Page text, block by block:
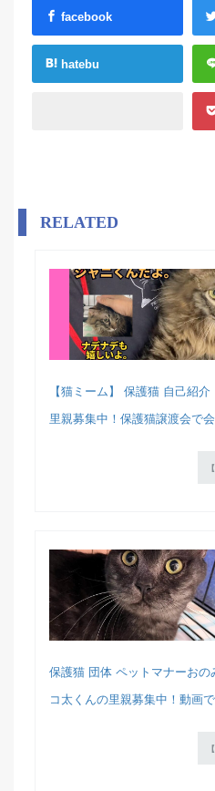
facebook
hatebu
RELATED
【猫ミーム】 保護猫 自己紹
里親募集中！保護猫譲渡会で
保護猫 団体 ペットマナーお
コ太くんの里親募集中！動画